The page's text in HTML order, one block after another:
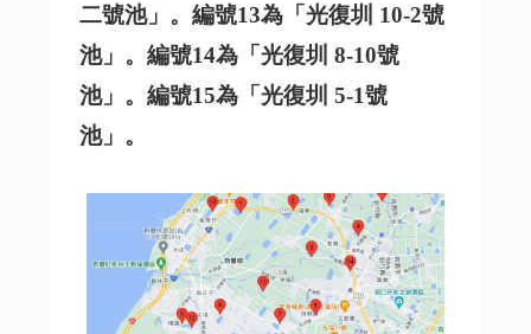
二號池」。編號13為「光復圳 10-2號
池」。編號14為「光復圳 8-10號
池」。編號15為「光復圳 5-1號
池」。